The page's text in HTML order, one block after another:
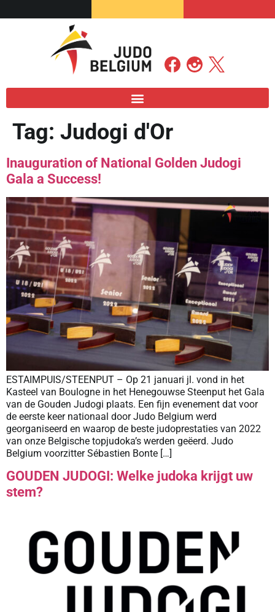
Tag: Judogi d'Or
Inauguration of National Golden Judogi
Gala a Success!
ESTAIMPUIS/STEENPUT – Op 21 januari jl. vond in het
Kasteel van Boulogne in het Henegouwse Steenput het Gala
van de Gouden Judogi plaats. Een fijn evenement dat voor
de eerste keer nationaal door Judo Belgium werd
georganiseerd en waarop de beste judoprestaties van 2022
van onze Belgische topjudoka’s werden geëerd. Judo
Belgium voorzitter Sébastien Bonte […]
GOUDEN JUDOGI: Welke judoka krijgt uw
stem?